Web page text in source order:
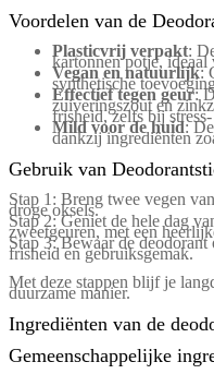
Voordelen van de
Plasticvrij verpakt:
kartonnen potje, ideaal
Vegan en natuurlijk:
synthetische
Effectief tegen geur:
zuiveringszout en
frisheid, zelfs bij
Mild voor de huid:
dankzij ingrediënten
Gebruik van
Stap 1: Breng twee vegen
droge oksels.
Stap 2: Geniet de hele dag
zweetgeuren, met een
Stap 3: Bewaar de
frisheid en gebruiksgemak.
Met deze stappen blijf je
duurzame manier.
Ingrediënten van de
Gemeenschappelijke